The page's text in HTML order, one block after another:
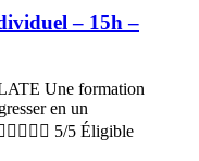
– 15h –
Une formation
en un
 5/5 Éligible